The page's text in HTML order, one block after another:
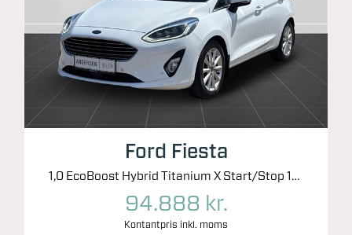
Ford Fiesta
1,0 EcoBoost Hybrid Titanium X Start/Stop 125HK 5d 6g
94.888 kr.
Kontantpris inkl. moms